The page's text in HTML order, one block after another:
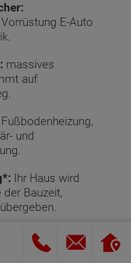
E-Auto
massives
auf
Fußbodenheizung,
und
Ihr Haus wird
der Bauzeit,
Hausbau-
garantiertem